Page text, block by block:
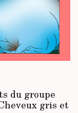
du groupe
gris et